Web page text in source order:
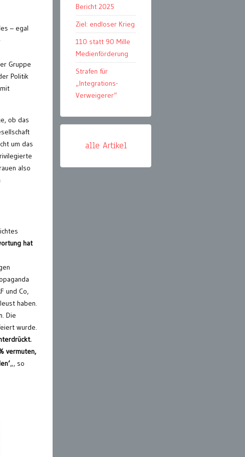
– egal
Gruppe
Politik
ob das
um das
also
hat
und Co,
haben.
Die
wurde.
vermuten,
„, so
Bericht 2025
Ziel: endloser Krieg
110 statt 90 Mille
Medienförderung
Strafen für
„Integrations-
Verweigerer“
alle Artikel